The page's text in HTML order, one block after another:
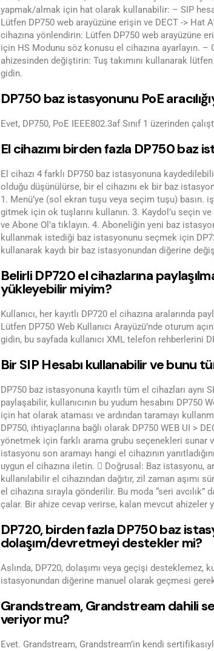
yapmak/almak için hat olarak kullanabilir: – SIP
Lütfen DP750 web arayüzüne erişin ve DECT -> Hat
cihazına yönlendirin: Lütfen DP750 web arayüzüne
için HS Modunu söz konusu el cihazına ayarlayın. –
ahizesinden değiştirin: Tuş takımını kullanarak
gidin.
DP750 baz istasyonunu PoE
Evet, DP750, PoE IEEE802.3af Sınıf 1 üzerinden
El cihazımı birden fazla DP750 baz
El cihazı 4 farklı DP750 baz istasyonuna
olduğu düşünülürse, bir el cihazını ek bir baz
1. Menü’ye (sol ekran tuşu veya seçim tuşu) basın.
gitmek için ok tuşlarını kullanın. 3. Kaydol’u seçin
ve Abone Ol’a tıklayın. 4. Aboneliğin yeni baz
kullanmak istediği baz istasyonunu seçmek için
kullanarak kaydı bir baz istasyonundan diğerine
Belirli DP720 el cihazlarına
yükleyebilir miyim?
Kullanıcı, her kayıtlı DP720 el cihazına aralarında
Lütfen DP750 Web Kullanıcı Arayüzü’nde oturum
gidin, bu sayfada kullanıcı XML telefon rehberlerini
Bir SIP Hesabı kullanabilir ve bunu
DP750 baz istasyonuna kayıtlı tüm el cihazları aynı
paylaşabilir, kullanıcının bu yudum hesabını DP750
için hat olarak ataması ve ardından taramayı
DP750, ihtiyaçlarına bağlı olarak DP750 WEB UI >
yönetmek için farklı arama grubu seçenekleri sunar
istasyonu son aramayı hangi el cihazının
uygun el cihazına iletin.  Doğrusal: Baz istasyonu,
kullanılabilir el cihazından dağıtır, zil zaman
el cihazına sırayla gönderilir. Bu moda “seri
çalar. Bir ahize cevap verirse, kalan mevcut ahizeler
DP720, birden fazla DP750 baz
dolaşım/devretmeyi destekler mi?
Aslında, DP720, dolaşımı veya geçişi desteklemez,
istasyonundan diğerine manuel olarak geçmesi
Grandstream, Grandstream dahili
veriyor mu?
Evet. Grandstream, Grandstream’in kendi